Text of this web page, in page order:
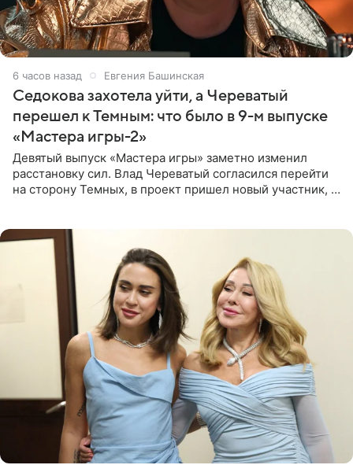
6 часов назад Евгения Башинская
Седокова захотела уйти, а Череватый
перешел к Темным: что было в 9-м выпуске
«Мастера игры-2»
Девятый выпуск «Мастера игры» заметно изменил
расстановку сил. Влад Череватый согласился перейти
на сторону Темных, в проект пришел новый участник, а